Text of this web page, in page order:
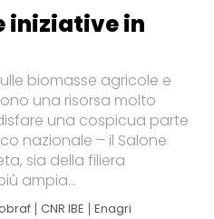
iniziative in
biomasse agricole e
una risorsa molto
una cospicua parte
nazionale – il Salone
sia della filiera
ampia...
CNR IBE
Enagri